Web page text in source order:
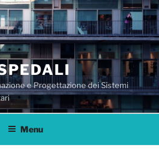
e Progettazione dei Sistemi
Menu